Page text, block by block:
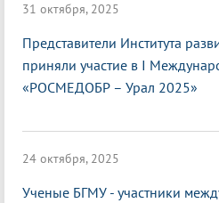
31 октября, 2025
Представители Института
приняли участие в I
«РОСМЕДОБР – Урал 2025»
24 октября, 2025
Ученые БГМУ - участники